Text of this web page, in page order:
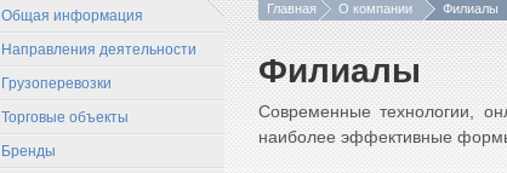
Общая информация
Направления деятельности
Грузоперевозки
Торговые объекты
Бренды
Главная О компании Филиалы
Филиалы
Современные технологии,
наиболее эффективные